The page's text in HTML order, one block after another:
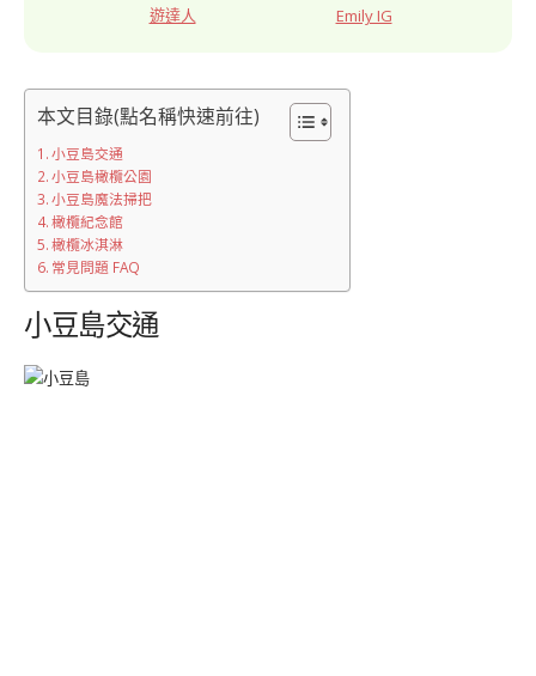
遊達人
Emily IG
本文目錄(點名稱快速前往)
小豆島交通
小豆島橄欖公園
小豆島魔法掃把
橄欖紀念館
橄欖冰淇淋
常見問題 FAQ
小豆島交通